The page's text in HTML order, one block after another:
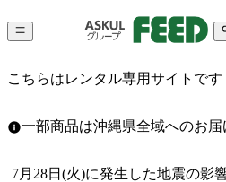
こちらはレンタル専用サイトです
一部商品は沖縄県全域へのお
7月28日(火)に発生した地震の影